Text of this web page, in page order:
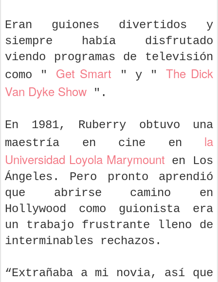
Eran guiones divertidos y
siempre había disfrutado
viendo programas de televisión
como " Get Smart " y " The Dick
Van Dyke Show ".
En 1981, Ruberry obtuvo una
maestría en cine en la
Universidad Loyola Marymount en Los
Ángeles. Pero pronto aprendió
que abrirse camino en
Hollywood como guionista era
un trabajo frustrante lleno de
interminables rechazos.
“Extrañaba a mi novia, así que